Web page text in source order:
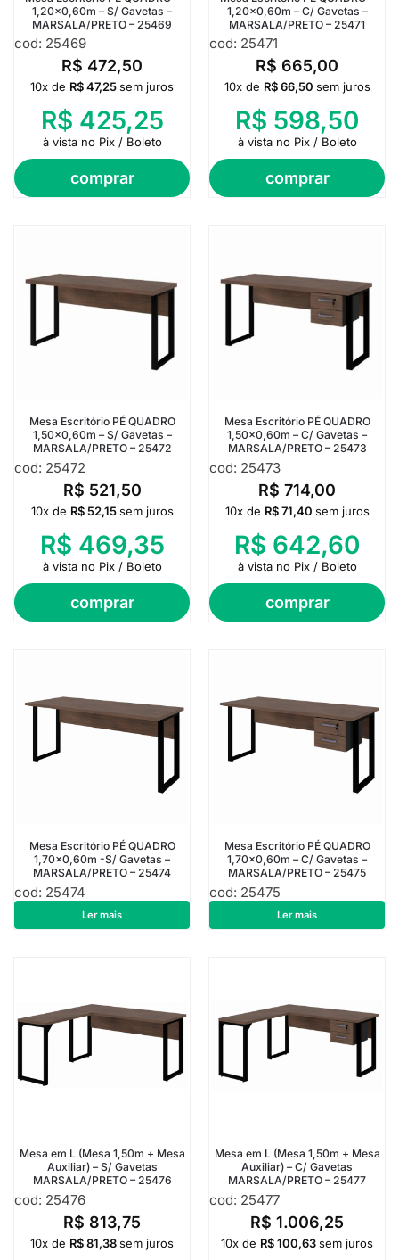
1,20×0,60m – S/ Gavetas –
MARSALA/PRETO – 25469
cod: 25469
R$ 472,50
comprar
10x de R$47,25sem juros
R$ 425,25
à vista no Pix / Boleto
1,20×0,60m – C/ Gavetas –
MARSALA/PRETO – 25471
cod: 25471
R$ 665,00
comprar
10x de R$66,50 sem juros
R$ 598,50
à vista no Pix / Boleto
Mesa Escritório PÉ QUADRO
1,50×0,60m – S/ Gavetas –
MARSALA/PRETO – 25472
cod: 25472
R$ 521,50
comprar
10x de R$52,15 sem juros
R$ 469,35
à vista no Pix / Boleto
Mesa Escritório PÉ QUADRO
1,50×0,60m – C/ Gavetas –
MARSALA/PRETO – 25473
cod: 25473
R$ 714,00
comprar
10x de R$71,40 sem juros
R$ 642,60
à vista no Pix / Boleto
Mesa Escritório PÉ QUADRO
1,70×0,60m -S/ Gavetas –
MARSALA/PRETO – 25474
cod: 25474
R$589,75
Ler mais
Mesa Escritório PÉ QUADRO
1,70×0,60m – C/ Gavetas –
MARSALA/PRETO – 25475
cod: 25475
R$782,25
Ler mais
Mesa em L (Mesa 1,50m + Mesa
Auxiliar) – S/ Gavetas
MARSALA/PRETO – 25476
cod: 25476
R$ 813,75
10x de R$81,38sem juros
Mesa em L (Mesa 1,50m + Mesa
Auxiliar) – C/ Gavetas
MARSALA/PRETO – 25477
cod: 25477
R$ 1.006,25
10x de R$100,63sem juros